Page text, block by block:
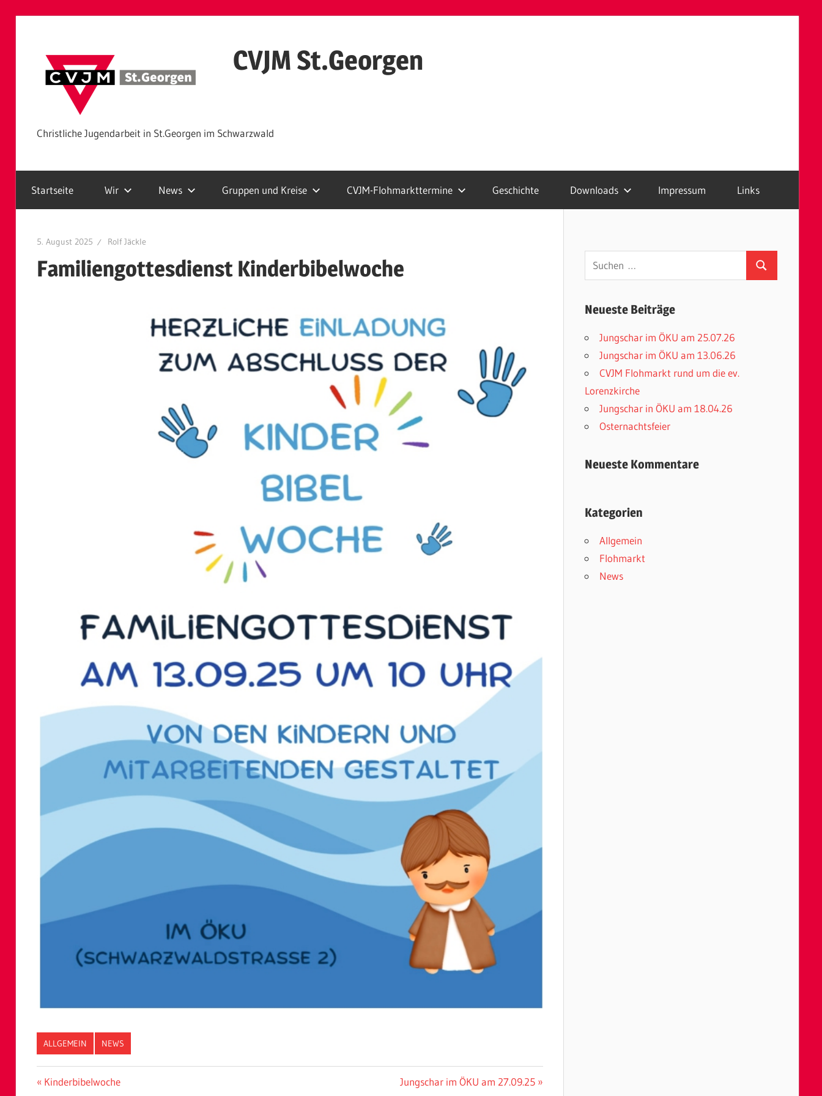
springen
CVJM St.Georgen
Christliche Jugendarbeit in St.Georgen im Schwarzwald
Startseite Wir News Gruppen und Kreise CVJM-Flohmarkttermine Geschichte Downloads Impressum Links
5. August 2025 Rolf Jäckle
Familiengottesdienst Kinderbibelwoche
ALLGEMEIN NEWS
Beitragsnavigation
Vorheriger
Kinderbibelwoche
Nächster
Jungschar im ÖKU am 27.09.25
Suchen
nach:
Suchen
Neueste Beiträge
Jungschar im ÖKU am 25.07.26
Jungschar im ÖKU am 13.06.26
CVJM Flohmarkt rund um die ev.
Lorenzkirche
Jungschar in ÖKU am 18.04.26
Osternachtsfeier
Neueste Kommentare
Kategorien
Allgemein
Flohmarkt
News